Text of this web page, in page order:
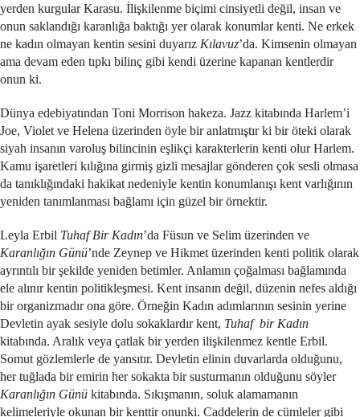
yerden kurgular Karasu. İlişkilenme biçimi cinsiyetli değil, insan ve
onun saklandığı karanlığa baktığı yer olarak konumlar kenti. Ne erkek
ne kadın olmayan kentin sesini duyarız Kılavuz’da. Kimsenin olmayan
ama devam eden tıpkı bilinç gibi kendi üzerine kapanan kentlerdir
onun ki.
Dünya edebiyatından Toni Morrison hakeza. Jazz kitabında Harlem’i
Joe, Violet ve Helena üzerinden öyle bir anlatmıştır ki bir öteki olarak
siyah insanın varoluş bilincinin eşlikçi karakterlerin kenti olur Harlem.
Kamu işaretleri kılığına girmiş gizli mesajlar gönderen çok sesli olmasa
da tanıklığındaki hakikat nedeniyle kentin konumlanışı kent varlığının
yeniden tanımlanması bağlamı için güzel bir örnektir.
Leyla Erbil Tuhaf Bir Kadın’da Füsun ve Selim üzerinden ve
Karanlığın Günü’nde Zeynep ve Hikmet üzerinden kenti politik olarak
ayrıntılı bir şekilde yeniden betimler. Anlamın çoğalması bağlamında
ele alınır kentin politikleşmesi. Kent insanın değil, düzenin nefes aldığı
bir organizmadır ona göre. Örneğin Kadın adımlarının sesinin yerine
Devletin ayak sesiyle dolu sokaklardır kent, Tuhaf bir Kadın
kitabında. Aralık veya çatlak bir yerden ilişkilenmez kentle Erbil.
Somut gözlemlerle de yansıtır. Devletin elinin duvarlarda olduğunu,
her tuğlada bir emirin her sokakta bir susturmanın olduğunu söyler
Karanlığın Günü kitabında. Sıkışmanın, soluk alamamanın
kelimeleriyle okunan bir kenttir onunki. Caddelerin de cümleler gibi